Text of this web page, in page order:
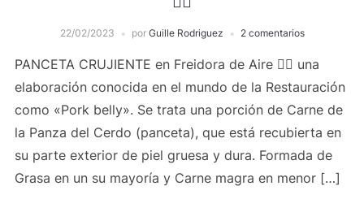
22/02/2023 por Guille Rodriguez 2 comentarios
PANCETA CRUJIENTE en Freidora de Aire 👍🏻 una
elaboración conocida en el mundo de la Restauración
como «Pork belly». Se trata una porción de Carne de
la Panza del Cerdo (panceta), que está recubierta en
su parte exterior de piel gruesa y dura. Formada de
Grasa en un su mayoría y Carne magra en menor […]